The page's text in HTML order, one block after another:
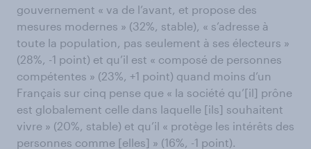
gouvernement « va de l’avant, et propose des
mesures modernes » (32%, stable), « s’adresse à
toute la population, pas seulement à ses électeurs »
(28%, -1 point) et qu’il est « composé de personnes
compétentes » (23%, +1 point) quand moins d’un
Français sur cinq pense que « la société qu’[il] prône
est globalement celle dans laquelle [ils] souhaitent
vivre » (20%, stable) et qu’il « protège les intérêts des
personnes comme [elles] » (16%, -1 point).